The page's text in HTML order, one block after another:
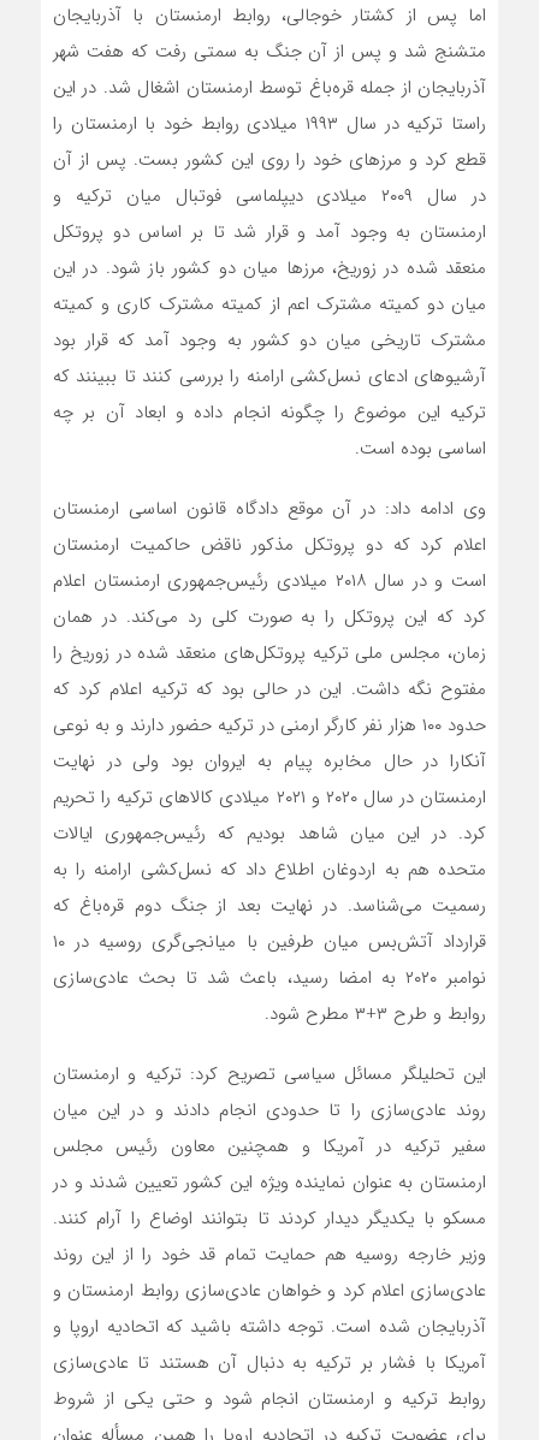
اما پس از کشتار خوجالی، روابط ارمنستان با آذربایجان
متشنج شد و پس از آن جنگ به سمتی رفت که هفت شهر
آذربایجان از جمله قره‌باغ توسط ارمنستان اشغال شد. در این
راستا ترکیه در سال ۱۹۹۳ میلادی روابط خود با ارمنستان را
قطع کرد و مرزهای خود را روی این کشور بست. پس از آن
در سال ۲۰۰۹ میلادی دیپلماسی فوتبال میان ترکیه و
ارمنستان به وجود آمد و قرار شد تا بر اساس دو پروتکل
منعقد شده در زوریخ، مرزها میان دو کشور باز شود. در این
میان دو کمیته مشترک اعم از کمیته مشترک کاری و کمیته
مشترک تاریخی میان دو کشور به وجود آمد که قرار بود
آرشیوهای ادعای نسل‌کشی ارامنه را بررسی کنند تا ببینند که
ترکیه این موضوع را چگونه انجام داده و ابعاد آن بر چه
اساسی بوده است.
وی ادامه داد: در آن موقع دادگاه قانون اساسی ارمنستان
اعلام کرد که دو پروتکل مذکور ناقض حاکمیت ارمنستان
است و در سال ۲۰۱۸ میلادی رئیس‌جمهوری ارمنستان اعلام
کرد که این پروتکل را به صورت کلی رد می‌کند. در همان
زمان، مجلس ملی ترکیه پروتکل‌های منعقد شده در زوریخ را
مفتوح نگه داشت. این در حالی بود که ترکیه اعلام کرد که
حدود ۱۰۰ هزار نفر کارگر ارمنی در ترکیه حضور دارند و به نوعی
آنکارا در حال مخابره پیام به ایروان بود ولی در نهایت
ارمنستان در سال ۲۰۲۰ و ۲۰۲۱ میلادی کالاهای ترکیه را تحریم
کرد. در این میان شاهد بودیم که رئیس‌جمهوری ایالات
متحده هم به اردوغان اطلاع داد که نسل‌کشی ارامنه را به
رسمیت می‌شناسد. در نهایت بعد از جنگ دوم قره‌باغ که
قرارداد آتش‌بس میان طرفین با میانجی‌گری روسیه در ۱۰
نوامبر ۲۰۲۰ به امضا رسید، باعث شد تا بحث عادی‌سازی
روابط و طرح ۳+۳ مطرح شود.
این تحلیلگر مسائل سیاسی تصریح کرد: ترکیه و ارمنستان
روند عادی‌سازی را تا حدودی انجام دادند و در این میان
سفیر ترکیه در آمریکا و همچنین معاون رئیس مجلس
ارمنستان به عنوان نماینده ویژه این کشور تعیین شدند و در
مسکو با یکدیگر دیدار کردند تا بتوانند اوضاع را آرام کنند.
وزیر خارجه روسیه هم حمایت تمام قد خود را از این روند
عادی‌سازی اعلام کرد و خواهان عادی‌سازی روابط ارمنستان و
آذربایجان شده است. توجه داشته باشید که اتحادیه اروپا و
آمریکا با فشار بر ترکیه به دنبال آن هستند تا عادی‌سازی
روابط ترکیه و ارمنستان انجام شود و حتی یکی از شروط